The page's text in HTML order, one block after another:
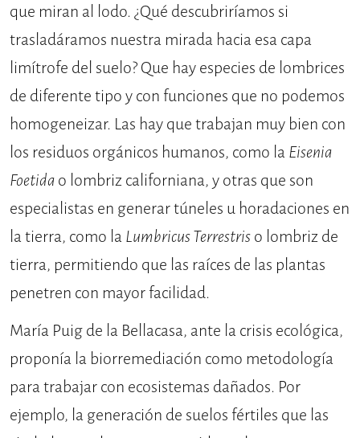
que miran al lodo. ¿Qué descubriríamos si
trasladáramos nuestra mirada hacia esa capa
limítrofe del suelo? Que hay especies de lombrices
de diferente tipo y con funciones que no podemos
homogeneizar. Las hay que trabajan muy bien con
los residuos orgánicos humanos, como laEisenia
Foetidao lombriz californiana, y otras que son
especialistas en generar túneles u horadaciones en
la tierra, como laLumbricus Terrestriso lombriz de
tierra, permitiendo que las raíces de las plantas
penetren con mayor facilidad.
María Puig de la Bellacasa, ante la crisis ecológica,
proponía la biorremediación como metodología
para trabajar con ecosistemas dañados. Por
ejemplo, la generación de suelos fértiles que las